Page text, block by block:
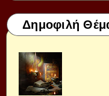
Δημοφιλή